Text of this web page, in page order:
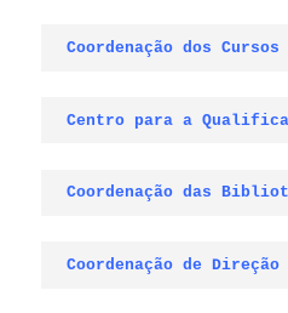
Coordenação dos
Centro para a
Coordenação das
Coordenação de Direção